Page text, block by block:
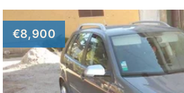
€8,900